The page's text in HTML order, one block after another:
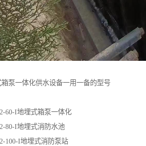
泵一体化供水设备一用一备的型号
60-I地埋式箱泵一体化
80-I地埋式消防水池
100-I地埋式消防泵站